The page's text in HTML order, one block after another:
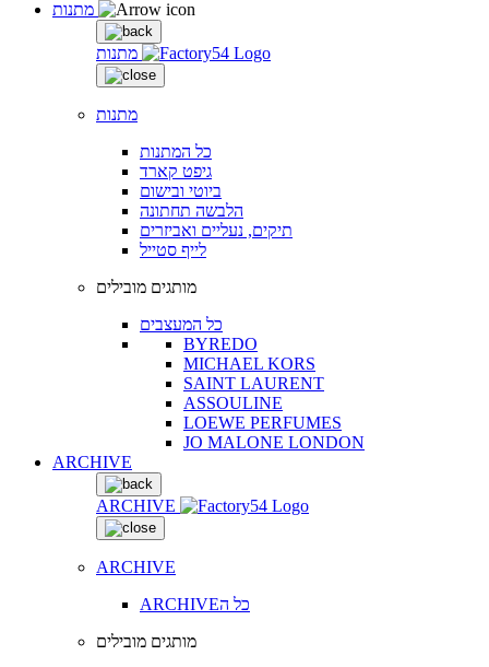
מתנות
מתנות
כל המתנות
גיפט קארד
ביוטי ובישום
הלבשה תחתונה
תיקים, נעליים ואביזרים
לייף סטייל
מותגים מובילים
כל המעצבים
BYREDO
MICHAEL KORS
SAINT LAURENT
ASSOULINE
LOEWE PERFUMES
JO MALONE LONDON
ARCHIVE
ARCHIVE
ARCHIVE
ARCHIVEכל ה
מותגים מובילים